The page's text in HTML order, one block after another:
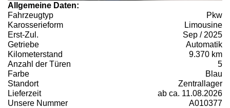
Allgemeine Daten:
Fahrzeugtyp
Pkw
Karosserieform
Limousine
Erst-Zul.
Sep / 2025
Getriebe
Automatik
Kilometerstand
9.370 km
Anzahl der Türen
5
Farbe
Blau
Standort
Zentrallager
Lieferzeit
ab ca. 11.08.2026
Unsere Nummer
A010377